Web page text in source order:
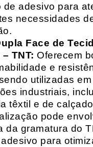
de adesivo para
necessidades
Face de
TNT: Oferecem
e
utilizadas
industriais,
têxtil e de
pode
da gramatura do
para